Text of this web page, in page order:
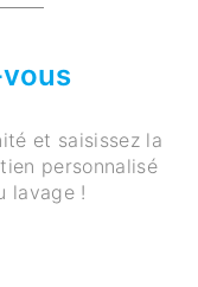
et saisissez la
personnalisé
lavage !